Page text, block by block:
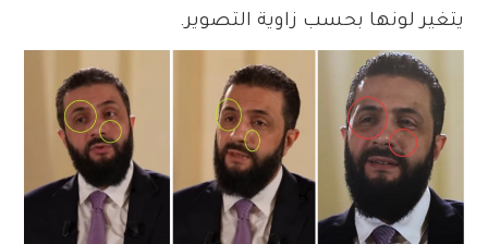
يتغير لونها بحسب زاوية التصوير.